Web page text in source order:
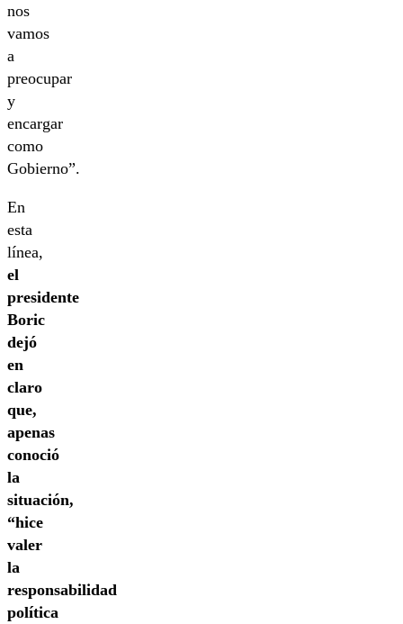
nos
vamos
a
preocupar
y
encargar
como
Gobierno”.
En
esta
línea,
el
presidente
Boric
dejó
en
claro
que,
apenas
conoció
la
situación,
“hice
valer
la
responsabilidad
política